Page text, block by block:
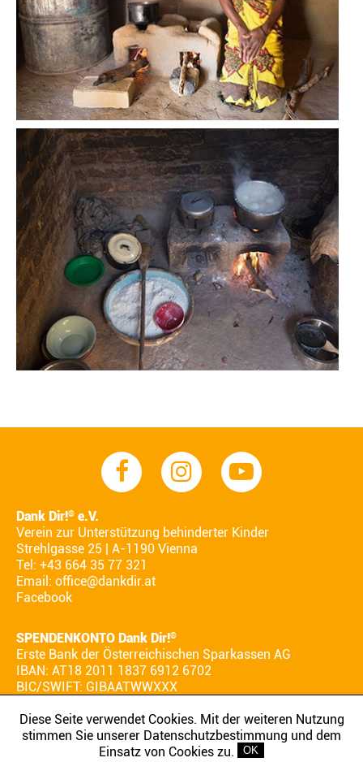
Dank Dir!® e.V.
Verein zur Unterstützung behinderter Kinder
Strehlgasse 25 | A-1190 Vienna
Tel: +43 664 35 77 321
Email: office@dankdir.at
Facebook
SPENDENKONTO Dank Dir!®
Erste Bank der Österreichischen Sparkassen AG
IBAN: AT18 2011 1837 6912 6702
BIC/SWIFT: GIBAATWWXXX
AGB IMPRESSUM DATENSCHUTZ
Diese Seite verwendet Cookies. Mit der weiteren Nutzung
stimmen Sie unserer Datenschutzbestimmung und dem
Einsatz von Cookies zu.
OK